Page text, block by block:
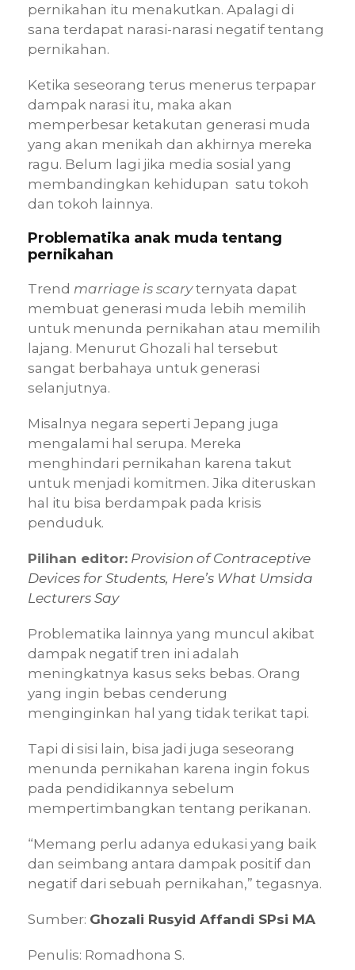
pernikahan itu menakutkan. Apalagi di
sana terdapat narasi-narasi negatif tentang
pernikahan.
Ketika seseorang terus menerus terpapar
dampak narasi itu, maka akan
memperbesar ketakutan generasi muda
yang akan menikah dan akhirnya mereka
ragu. Belum lagi jika media sosial yang
membandingkan kehidupan satu tokoh
dan tokoh lainnya.
Problematika anak muda tentang
pernikahan
Trend marriage is scaryternyata dapat
membuat generasi muda lebih memilih
untuk menunda pernikahan atau memilih
lajang. Menurut Ghozali hal tersebut
sangat berbahaya untuk generasi
selanjutnya.
Misalnya negara seperti Jepang juga
mengalami hal serupa. Mereka
menghindari pernikahan karena takut
untuk menjadi komitmen. Jika diteruskan
hal itu bisa berdampak pada krisis
penduduk.
Pilihan editor: Provision of Contraceptive
Devices for Students, Here’s What Umsida
Lecturers Say
Problematika lainnya yang muncul akibat
dampak negatif tren ini adalah
meningkatnya kasus seks bebas. Orang
yang ingin bebas cenderung
menginginkan hal yang tidak terikat tapi.
Tapi di sisi lain, bisa jadi juga seseorang
menunda pernikahan karena ingin fokus
pada pendidikannya sebelum
mempertimbangkan tentang perikanan.
“Memang perlu adanya edukasi yang baik
dan seimbang antara dampak positif dan
negatif dari sebuah pernikahan,” tegasnya.
Sumber: Ghozali Rusyid Affandi SPsi MA
Penulis: Romadhona S.